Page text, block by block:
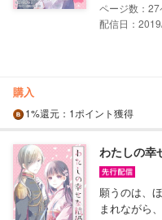
27
配信日：
購入
1%還元 ：1ポイント獲得
わたしの幸
願うのは、
まれながら